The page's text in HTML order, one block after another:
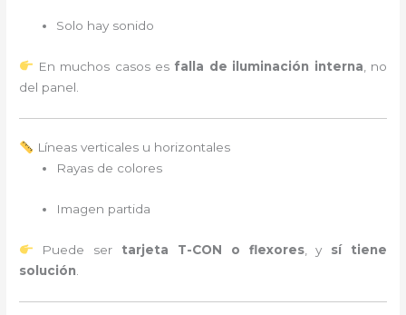
Solo hay sonido
En muchos casos es falla de iluminación interna , no
del panel.
Líneas verticales u horizontales
Rayas de colores
Imagen partida
Puede ser tarjeta T-CON o flexores, y sí tiene
solución